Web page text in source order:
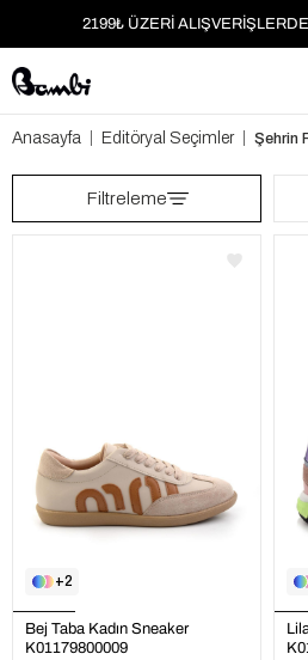
MOBİL UYGULAMAYA ÖZEL İLK
HER SİPARİŞTE %2
Anasayfa Editöryal Seçimler Şehrin
Filtreleme
2
Bej Taba Kadın Sneaker
K01179800009
Lila Kadın